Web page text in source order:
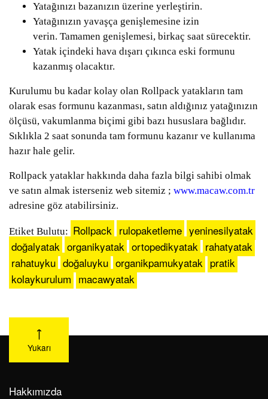
Yatağınızı bazanızın üzerine yerleştirin.
Yatağınızın yavaşça genişlemesine izin
verin. Tamamen genişlemesi, birkaç saat sürecektir.
Yatak içindeki hava dışarı çıkınca eski formunu
kazanmış olacaktır.
Kurulumu bu kadar kolay olan Rollpack yatakların tam
olarak esas formunu kazanması, satın aldığınız yatağınızın
ölçüsü, vakumlanma biçimi gibi bazı hususlara bağlıdır.
Sıklıkla 2 saat sonunda tam formunu kazanır ve kullanıma
hazır hale gelir.
Rollpack yataklar hakkında daha fazla bilgi sahibi olmak
ve satın almak isterseniz web sitemiz ; www.macaw.com.tr
adresine göz atabilirsiniz.
Etiket Bulutu: Rollpack rulopaketleme yeninesilyatak
doğalyatak organikyatak ortopedikyatak rahatyatak
rahatuyku doğaluyku organikpamukyatak pratik
kolaykurulum macawyatak
Hakkımızda
Yukarı